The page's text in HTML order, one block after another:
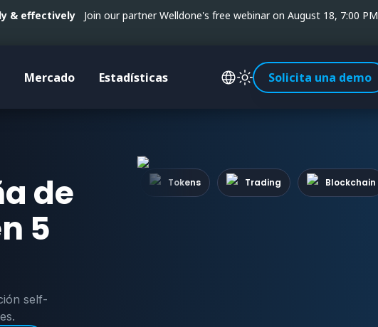
& effectively
Join our partner Welldone's free webinar on August 18, 7:00 PM
Mercado Estadísticas Solicita una demo
de
5
self-
Tokens Trading Blockchain